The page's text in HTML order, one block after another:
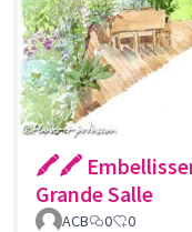
🖍🖍
Grande Salle
ACB 0 0